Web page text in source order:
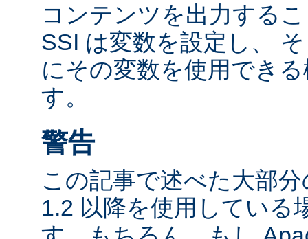
コンテンツを出力する
SSI は変数を設定し、
にその変数を使用でき
す。
警告
この記事で述べた大部
1.2 以降を使用している